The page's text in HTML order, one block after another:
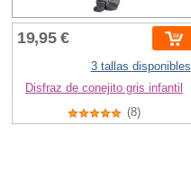
19,95 €
3 tallas disponibles
Disfraz de conejito gris infantil
(8)